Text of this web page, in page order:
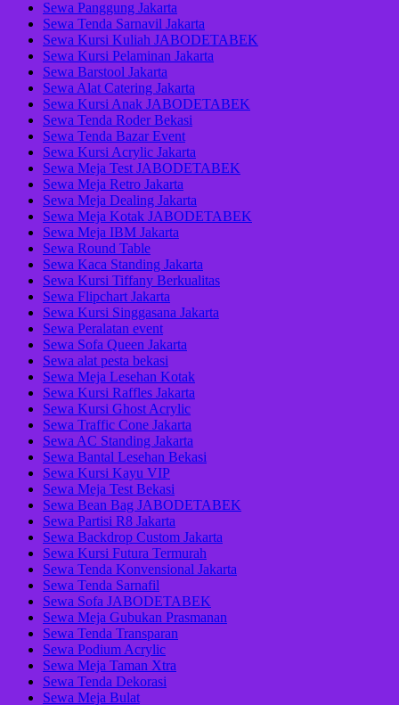
Sewa Panggung Jakarta
Sewa Tenda Sarnavil Jakarta
Sewa Kursi Kuliah JABODETABEK
Sewa Kursi Pelaminan Jakarta
Sewa Barstool Jakarta
Sewa Alat Catering Jakarta
Sewa Kursi Anak JABODETABEK
Sewa Tenda Roder Bekasi
Sewa Tenda Bazar Event
Sewa Kursi Acrylic Jakarta
Sewa Meja Test JABODETABEK
Sewa Meja Retro Jakarta
Sewa Meja Dealing Jakarta
Sewa Meja Kotak JABODETABEK
Sewa Meja IBM Jakarta
Sewa Round Table
Sewa Kaca Standing Jakarta
Sewa Kursi Tiffany Berkualitas
Sewa Flipchart Jakarta
Sewa Kursi Singgasana Jakarta
Sewa Peralatan event
Sewa Sofa Queen Jakarta
Sewa alat pesta bekasi
Sewa Meja Lesehan Kotak
Sewa Kursi Raffles Jakarta
Sewa Kursi Ghost Acrylic
Sewa Traffic Cone Jakarta
Sewa AC Standing Jakarta
Sewa Bantal Lesehan Bekasi
Sewa Kursi Kayu VIP
Sewa Meja Test Bekasi
Sewa Bean Bag JABODETABEK
Sewa Partisi R8 Jakarta
Sewa Backdrop Custom Jakarta
Sewa Kursi Futura Termurah
Sewa Tenda Konvensional Jakarta
Sewa Tenda Sarnafil
Sewa Sofa JABODETABEK
Sewa Meja Gubukan Prasmanan
Sewa Tenda Transparan
Sewa Podium Acrylic
Sewa Meja Taman Xtra
Sewa Tenda Dekorasi
Sewa Meja Bulat